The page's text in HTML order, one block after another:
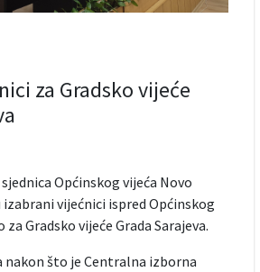
za Gradsko vijeće
Općinskog vijeća Novo
izabrani vijećnici ispred Općinskog
za Gradsko vijeće Grada Sarajeva.
nakon što je Centralna izborna